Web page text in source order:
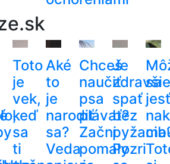
Toto
je
vek,
keď
sa
ti
Aké
to
je
narodiť
sa?
Veda
Chceš
naučiť
psa
plávať?
Začni
pomaly
Je
zdravšie
spať
bez
Pozri
sa
jesť